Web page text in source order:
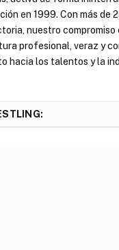
en 1999. Con más de
nuestro compromiso
profesional, veraz y
hacia los talentos y la